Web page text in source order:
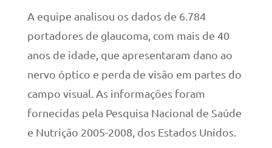
A equipe analisou os dados de 6.784
portadores de glaucoma, com mais de 40
anos de idade, que apresentaram dano ao
nervo óptico e perda de visão em partes do
campo visual. As informações foram
fornecidas pela Pesquisa Nacional de Saúde
e Nutrição 2005-2008, dos Estados Unidos.